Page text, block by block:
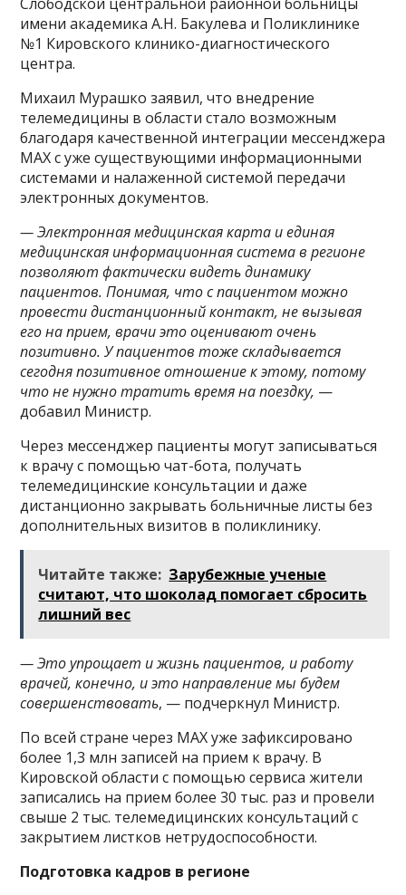
имени академика А.Н. Бакулева и Поликлинике
№1 Кировского клинико-диагностического
центра.
Михаил Мурашко заявил, что внедрение
телемедицины в области стало возможным
благодаря качественной интеграции мессенджера
MAX с уже существующими информационными
системами и налаженной системой передачи
электронных документов.
— Электронная медицинская карта и единая
медицинская информационная система в регионе
позволяют фактически видеть динамику
пациентов. Понимая, что с пациентом можно
провести дистанционный контакт, не вызывая
его на прием, врачи это оценивают очень
позитивно. У пациентов тоже складывается
сегодня позитивное отношение к этому, потому
что не нужно тратить время на поездку, —
добавил Министр.
Через мессенджер пациенты могут записываться
к врачу с помощью чат-бота, получать
телемедицинские консультации и даже
дистанционно закрывать больничные листы без
дополнительных визитов в поликлинику.
Читайте также: Зарубежные ученые
считают, что шоколад помогает сбросить
лишний вес
— Это упрощает и жизнь пациентов, и работу
врачей, конечно, и это направление мы будем
совершенствовать, — подчеркнул Министр.
По всей стране через MAX уже зафиксировано
более 1,3 млн записей на прием к врачу. В
Кировской области с помощью сервиса жители
записались на прием более 30 тыс. раз и провели
свыше 2 тыс. телемедицинских консультаций с
закрытием листков нетрудоспособности.
Подготовка кадров в регионе